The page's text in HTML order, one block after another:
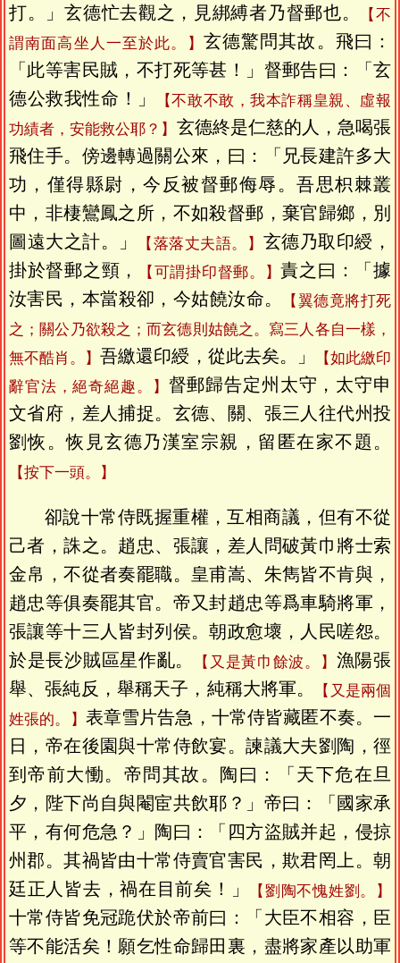
打。」玄德忙去觀之，見綁縛者乃督郵也。
【不
謂南面高坐人一至於此。】 玄德驚問其故。飛曰：
「此等害民賊，不打死等甚！」督郵告曰：「玄
德公救我性命！」
【不敢不敢，我本詐稱皇親、虛報
功績者，安能救公耶？】 玄德終是仁慈的人，急喝張
飛住手。傍邊轉過關公來，曰：「兄長建許多大
功，僅得縣尉，今反被督郵侮辱。吾思枳棘叢
中，非棲鸞鳳之所，不如殺督郵，棄官歸鄉，別
圖遠大之計。」
【落落丈夫語。】 玄德乃取印綬，
掛於督郵之頸，
【可謂掛印督郵。】責之曰：「據
汝害民，本當殺卻，今姑饒汝命。
【翼德竟將打死
之；關公乃欲殺之；而玄德則姑饒之。寫三人各自一樣，
無不酷肖。】吾繳還印綬，從此去矣。」
【如此繳印
辭官法，絕奇絕趣。】 督郵歸告定州太守，太守申
文省府，差人捕捉。玄德、關、張三人往代州投
劉恢。恢見玄德乃漢室宗親，留匿在家不題。
【按下一頭。】
卻說十常侍既握重權，互相商議，但有不從
己者，誅之。趙忠、張讓，差人問破黃巾將士索
金帛，不從者奏罷職。皇甫嵩、朱雋皆不肯與，
趙忠等俱奏罷其官。帝又封趙忠等爲車騎將軍，
張讓等十三人皆封列侯。朝政愈壞，人民嗟怨。
於是長沙賊區星作亂。
【又是黃巾餘波。】 漁陽張
舉、張純反，舉稱天子，純稱大將軍。
【又是兩個
姓張的。】 表章雪片告急，十常侍皆藏匿不奏。一
日，帝在後園與十常侍飲宴。諫議大夫劉陶，徑
到帝前大慟。帝問其故。陶曰：「天下危在旦
夕，陛下尚自與閹宦共飲耶？」帝曰：「國家承
平，有何危急？」陶曰：「四方盜賊并起，侵掠
州郡。其禍皆由十常侍賣官害民，欺君罔上。朝
廷正人皆去，禍在目前矣！」
【劉陶不愧姓劉。】
十常侍皆免冠跪伏於帝前曰：「大臣不相容，臣
等不能活矣！願乞性命歸田裏，盡將家產以助軍